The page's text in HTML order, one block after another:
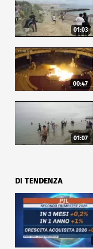
01:03
00:47
01:07
DI TENDENZA